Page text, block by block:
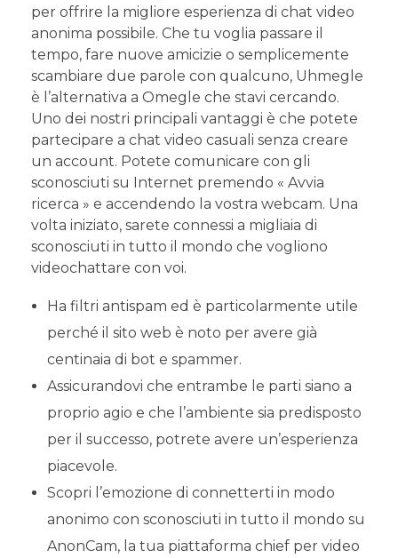
per offrire la migliore esperienza di chat video
anonima possibile. Che tu voglia passare il
tempo, fare nuove amicizie o semplicemente
scambiare due parole con qualcuno, Uhmegle
è l’alternativa a Omegle che stavi cercando.
Uno dei nostri principali vantaggi è che potete
partecipare a chat video casuali senza creare
un account. Potete comunicare con gli
sconosciuti su Internet premendo « Avvia
ricerca » e accendendo la vostra webcam. Una
volta iniziato, sarete connessi a migliaia di
sconosciuti in tutto il mondo che vogliono
videochattare con voi.
Ha filtri antispam ed è particolarmente utile
perché il sito web è noto per avere già
centinaia di bot e spammer.
Assicurandovi che entrambe le parti siano a
proprio agio e che l’ambiente sia predisposto
per il successo, potrete avere un’esperienza
piacevole.
Scopri l’emozione di connetterti in modo
anonimo con sconosciuti in tutto il mondo su
AnonCam, la tua piattaforma chief per video